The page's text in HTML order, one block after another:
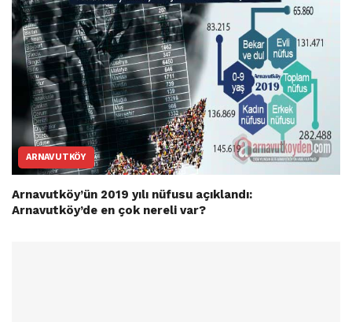
ARNAVUTKÖY
Arnavutköy’ün 2019 yılı nüfusu açıklandı:
Arnavutköy’de en çok nereli var?